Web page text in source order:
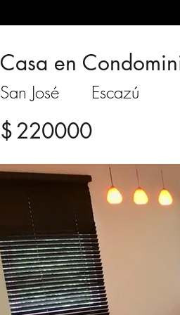
Casa en
San José Escazú
$220000